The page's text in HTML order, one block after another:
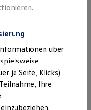
Volkswagen
Trend
über
je Seite, Klicks)
Ihre